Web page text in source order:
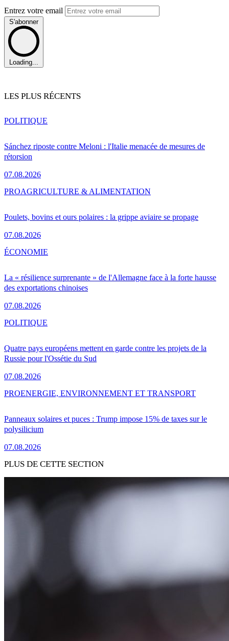
Entrez votre email
S'abonner
Loading...
LES PLUS RÉCENTS
Sánchez riposte contre Meloni : l'Italie menacée de mesures de
rétorsion
07.08.2026
POLITIQUE
Poulets, bovins et ours polaires : la grippe aviaire se propage
07.08.2026
PROAGRICULTURE & ALIMENTATION
La « résilience surprenante » de l'Allemagne face à la forte hausse
des exportations chinoises
07.08.2026
ÉCONOMIE
Quatre pays européens mettent en garde contre les projets de la
Russie pour l'Ossétie du Sud
07.08.2026
POLITIQUE
Panneaux solaires et puces : Trump impose 15% de taxes sur le
polysilicium
07.08.2026
PROENERGIE, ENVIRONNEMENT ET TRANSPORT
PLUS DE CETTE SECTION